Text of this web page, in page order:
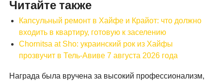
Читайте также
Капсульный ремонт в Хайфе и Крайот: что должно
входить в квартиру, готовую к заселению
Chornitsa at Sho: украинский рок из Хайфы
прозвучит в Тель-Авиве 7 августа 2026 года
Награда была вручена за высокий профессионализм,